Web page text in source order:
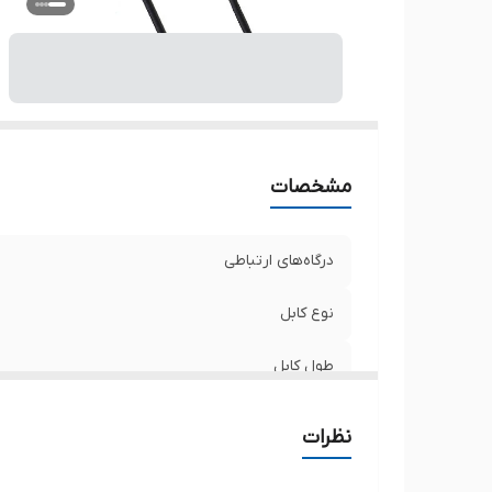
مشخصات
درگاه‌های ارتباطی
نوع کابل
طول کابل
نظرات